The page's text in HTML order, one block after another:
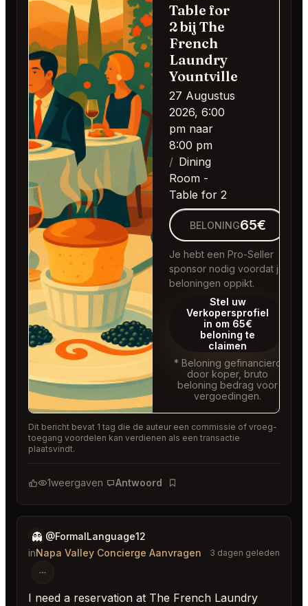
Table for
2 bij The
French
Laundry
Yountville
27 Augustus
2026, 6:00
pm naar
8:00 pm
Dining
Room -
Table for 2
BELONING65€
Je hebt een Pro-Seller
sponsor nodig voordat je
beloningen oppikt.
Stel uw
Verkopersprofiel
in om 65€
beloning te
claimen
* Beloning gefinancierd
door koper, bruto
beloning bedrag voor
vergoedingen.
Dit bericht bevat 1 tag die de auteur een commissie of vroeg-
toegang voordelen kan verdienen als een transactie
plaatsvindt.
1weergaven Antwoord
Bladwijzer
👻 @FormalLanguage12
inNapa Valley Concierge Aanvragen 3 dagen geleden
I need a reservation at The French Laundry